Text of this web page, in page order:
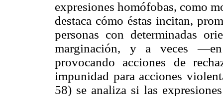
expresiones homófobas, como
destaca cómo éstas incitan,
personas con determinadas
marginación, y a veces
provocando acciones de
impunidad para acciones
58) se analiza si las